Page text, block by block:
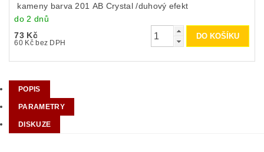
kameny barva 201 AB Crystal /duhový efekt
do 2 dnů
73 Kč
60 Kč bez DPH
POPIS
PARAMETRY
DISKUZE